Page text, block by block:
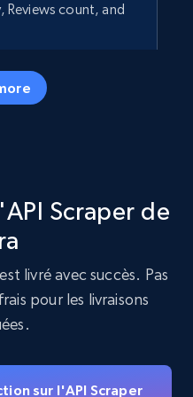
Reviews count, and
Essai gratuit
Initial
Reviews count, and
Essai gratuit
by using
Scraper de
livré avec succès. Pas
pour les livraisons
sur l'API Scraper